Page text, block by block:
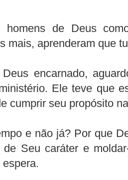
homens de Deus
mais, aprenderam que
encarnado,
Ele teve que
cumprir seu propósito
e não já? Por que
de Seu caráter e